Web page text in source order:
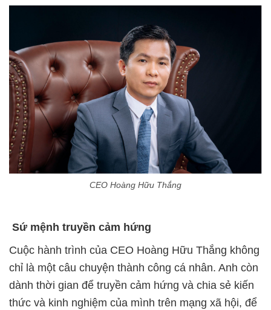
CEO Hoàng Hữu Thắng
Sứ mệnh truyền cảm hứng
Cuộc hành trình của CEO Hoàng Hữu Thắng không
chỉ là một câu chuyện thành công cá nhân. Anh còn
dành thời gian để truyền cảm hứng và chia sẻ kiến
thức và kinh nghiệm của mình trên mạng xã hội, để